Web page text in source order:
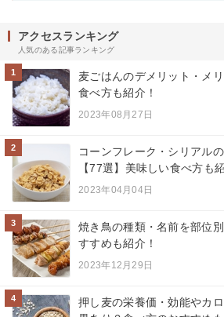
アクセスランキング
人気のある記事ランキング
1
麦ごはんのデメリット・メ
食べ方も紹介！
2023年08月27日
2
コーンフレーク・シリアル
【77選】美味しい食べ方も
2023年04月04日
3
焼き鳥の種類・名前を部位
すすめも紹介！
2023年12月29日
4
押し麦の栄養価・効能やカ